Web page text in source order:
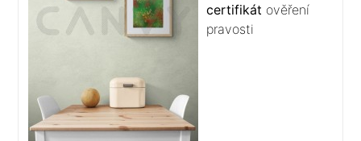
certifikát ověření
pravosti